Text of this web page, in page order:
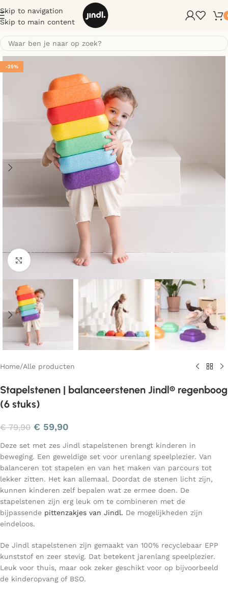
Skip to navigation
Skip to main content
-25%
Klik om te vergroten
Home/Alle producten
Stapelstenen | balanceerstenen Jindl® regenboog
(6 stuks)
€79,90 € 59,90
Deze set met zes Jindl stapelstenen brengt kinderen in
beweging. Een geweldige set voor urenlang speelplezier. Van
balanceren tot stapelen en van het maken van parcours tot
lekker zitten. Het kan allemaal. Doordat de stenen licht zijn,
kunnen kinderen zelf bepalen wat ze ermee doen. De
stapelstenen zijn erg leuk om te combineren met de
bijpassende pittenzakjes van Jindl. De mogelijkheden zijn
eindeloos.
De Jindl stapelstenen zijn gemaakt van 100% recyclebaar EPP
kunststof en zeer stevig. Dat betekent jarenlang speelplezier.
Leuk voor thuis, maar ook zeker geschikt voor op bijvoorbeeld
de kinderopvang of BSO.